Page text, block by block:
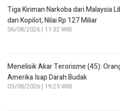
Tiga Kiriman Narkoba dari Malaysia
dan Kopilot, Nilai Rp 127 Miliar
06/08/2026 | 11:32 WIB
Menelisik Akar Terorisme (45):
Amerika Isap Darah Budak
05/08/2026 | 19:25 WIB